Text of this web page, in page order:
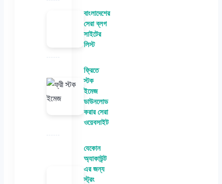
বাংলাদেশের
সেরা ব্লগ
সাইটের
লিস্ট
ফ্রিতে
স্টক
ইমেজ
ডাউনলোড
করার সেরা
ওয়েবসাইট
যেকোন
অ্যাকাউন্ট
এর জন্য
স্ট্রং